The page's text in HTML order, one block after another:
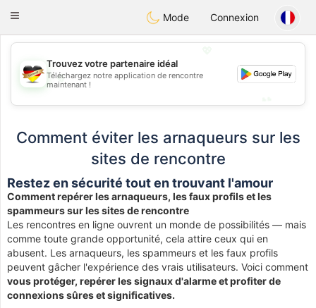
DeutschDating
Toggle
Mode Connexion
💖
💕
Trouvez votre partenaire idéal
Téléchargez notre application de rencontre
maintenant !
Comment éviter les arnaqueurs sur les
sites de rencontre
Restez en sécurité tout en trouvant l'amour
Comment repérer les arnaqueurs, les faux profils et les
spammeurs sur les sites de rencontre
Les rencontres en ligne ouvrent un monde de possibilités — mais
comme toute grande opportunité, cela attire ceux qui en
abusent. Les arnaqueurs, les spammeurs et les faux profils
peuvent gâcher l'expérience des vrais utilisateurs. Voici comment
vous protéger, repérer les signaux d'alarme et profiter de
connexions sûres et significatives.